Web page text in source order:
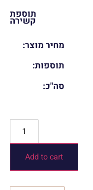
תוספת
קשירה
מחיר מוצר:
תוספות:
סה"כ:
Add to cart